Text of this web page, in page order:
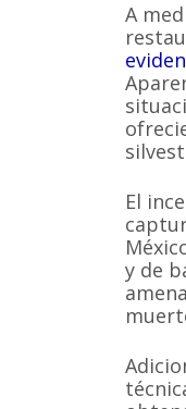
A
El
y de